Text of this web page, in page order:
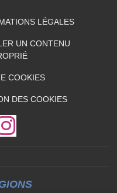
LÉGALES
UN CONTENU
COOKIES
DES COOKIES